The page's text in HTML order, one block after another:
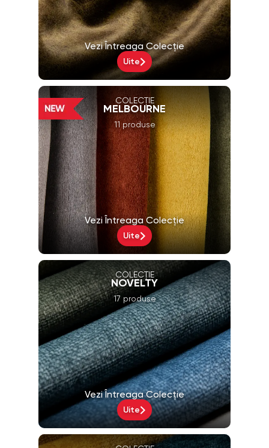
Vezi Întreaga Colecție
Uite
COLECȚIE
MELBOURNE
11 produse
Vezi Întreaga Colecție
Uite
COLECȚIE
NOVELTY
17 produse
Vezi Întreaga Colecție
Uite